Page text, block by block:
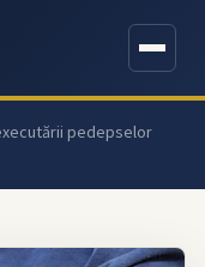
pedepselor